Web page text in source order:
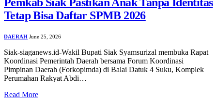
Pemkab Siak Pastikan Anak Tanpa Identitas
Tetap Bisa Daftar SPMB 2026
DAERAH June 25, 2026
Siak-siaganews.id-Wakil Bupati Siak Syamsurizal membuka Rapat
Koordinasi Pemerintah Daerah bersama Forum Koordinasi
Pimpinan Daerah (Forkopimda) di Balai Datuk 4 Suku, Komplek
Perumahan Rakyat Abdi…
Read More